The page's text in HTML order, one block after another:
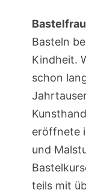
Basteln
Kindheit.
schon
eröffnete
und
teils mit